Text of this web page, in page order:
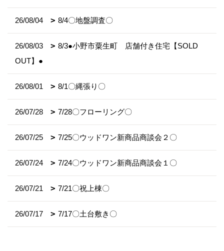
26/08/04 8/4〇地盤調査〇
26/08/03
8/3●小野市粟生町 店舗付き住宅【SOLD
OUT】●
26/08/01 8/1〇縄張り〇
26/07/28 7/28〇フローリング〇
26/07/25 7/25〇ウッドワン新商品商談会２〇
26/07/24 7/24〇ウッドワン新商品商談会１〇
26/07/21 7/21〇祝上棟〇
26/07/17 7/17〇土台敷き〇